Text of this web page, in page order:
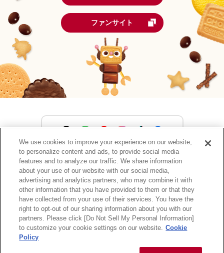
ファンサイト
森永製菓公式アカウント一覧
サイトマップ RSSの配信について
プライバシーポリシー
ウェブアクセシビリティ
ご利用規約 リンク
We use cookies to improve your experience on our website,
to personalize content and ads, to provide social media
features and to analyze our traffic. We share information
about your use of our website with our social media,
advertising and analytics partners, who may combine it with
other information that you have provided to them or that they
have collected from your use of their services. You have the
right to opt-out of our sharing information about you with our
partners. Please click [Do Not Sell My Personal Information]
to customize your cookie settings on our website. Cookie
Policy